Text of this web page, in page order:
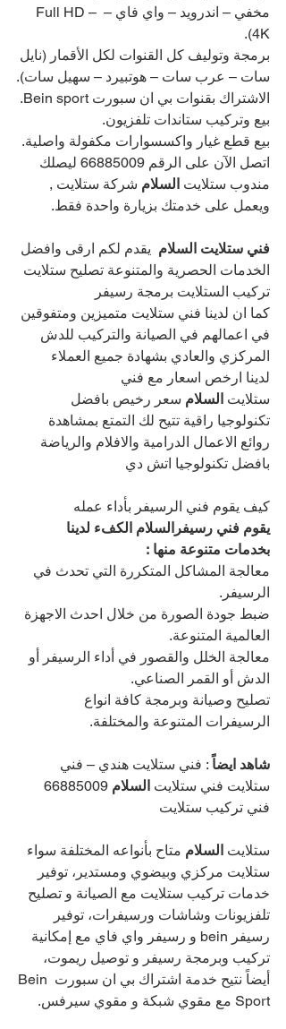
مخفي – اندرويد – واي فاي – Full HD –
4K).
برمجة وتوليف كل القنوات لكل الأقمار (نايل
سات – عرب سات – هوتبيرد – سهيل سات).
الاشتراك بقنوات بي ان سبورت Bein sport.
بيع وتركيب ستاندات تلفزيون.
بيع قطع غيار واكسسوارات مكفولة واصلية.
اتصل الآن على الرقم 66885009 ليصلك
مندوب ستلايت السلام شركة ستلايت ,
ويعمل على خدمتك بزيارة واحدة فقط.
فني ستلايت السلام يقدم لكم ارقى وافضل
الخدمات الحصرية والمتنوعة تصليح ستلايت
تركيب الستلايت برمجة رسيفر
كما ان لدينا فني ستلايت متميزين ومتفوقين
في اعمالهم في الصيانة والتركيب للدش
المركزي والعادي بشهادة جميع العملاء
لدينا ارخص اسعار مع فني
ستلايت السلام سعر رخيص بافضل
تكنولوجيا راقية تتيح لك التمتع بمشاهدة
روائع الاعمال الدرامية والافلام والرياضة
بافضل تكنولوجيا اتش دي
كيف يقوم فني الرسيفر بأداء عمله
يقوم فني رسيفرالسلام الكفء لدينا
بخدمات متنوعة منها :
معالجة المشاكل المتكررة التي تحدث في
الرسيفر.
ضبط جودة الصورة من خلال احدث الاجهزة
العالمية المتنوعة.
معالجة الخلل والقصور في أداء الرسيفر أو
الدش أو القمر الصناعي.
تصليح وصيانة وبرمجة كافة انواع
الرسيفرات المتنوعة والمختلفة.
شاهد ايضاً : فني ستلايت هندي – فني
ستلايت فني ستلايت السلام 66885009
فني تركيب ستلايت
ستلايت السلام متاح بأنواعه المختلفة سواء
ستلايت مركزي وبيضوي ومستدير، توفير
خدمات تركيب ستلايت مع الصيانة و تصليح
تلفزيونات وشاشات ورسيفرات، توفير
رسيفر bein و رسيفر واي فاي مع إمكانية
تركيب وبرمجة رسيفر و توصيل ريموت،
أيضاً نتيح خدمة اشتراك بي ان سبورت Bein
Sport مع مقوي شبكة و مقوي سيرفس.